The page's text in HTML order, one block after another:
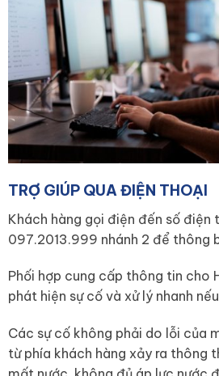
TRỢ GIÚP QUA ĐIỆN THOẠI
Khách hàng gọi điện đến số
097.2013.999 nhánh 2 để thông
Phối hợp cung cấp thông tin cho
phát hiện sự cố và xử lý nhanh
Các sự cố không phải do lỗi của
từ phía khách hàng xảy ra thông